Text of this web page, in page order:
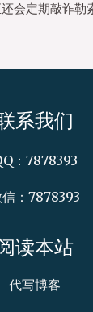
会定期敲诈勒
系我们
：7878393
：7878393
读本站
代写博客